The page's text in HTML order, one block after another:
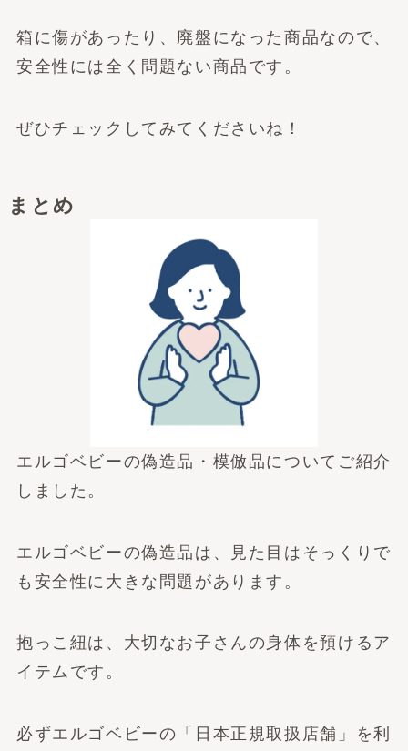
箱に傷があったり、廃盤になった商品なので、
安全性には全く問題ない商品です。
ぜひチェックしてみてくださいね！
まとめ
エルゴベビーの偽造品・模倣品についてご紹介
しました。
エルゴベビーの偽造品は、見た目はそっくりで
も安全性に大きな問題があります。
抱っこ紐は、大切なお子さんの身体を預けるア
イテムです。
必ずエルゴベビーの「日本正規取扱店舗」を利